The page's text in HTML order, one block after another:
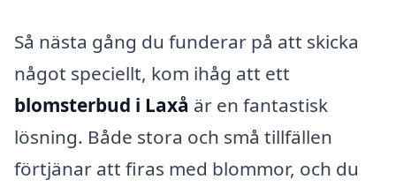
Så nästa gång du funderar på att skicka
något speciellt, kom ihåg att ett
blomsterbud i Laxå är en fantastisk
lösning. Både stora och små tillfällen
förtjänar att firas med blommor, och du